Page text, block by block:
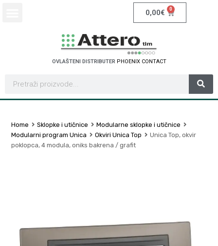
0,00€ 0
OVLAŠTENI DISTRIBUTER PHOENIX CONTACT
Home Sklopke i utičnice
Modularne sklopke i utičnice
Modularni program Unica
Okviri Unica Top
Unica Top, okvir
poklopca, 4 modula, oniks bakrena / grafit